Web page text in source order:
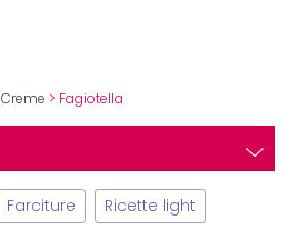
Creme > Fagiotella
Farciture Ricette light